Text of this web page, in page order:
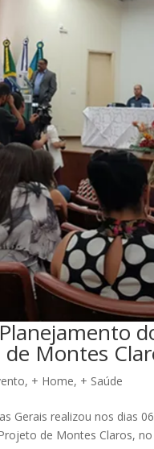
de Montes
, + Home, + Saúde
Gerais realizou nos dias
de Montes Claros,